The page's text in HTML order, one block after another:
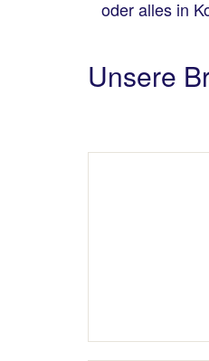
oder alles in
Unsere